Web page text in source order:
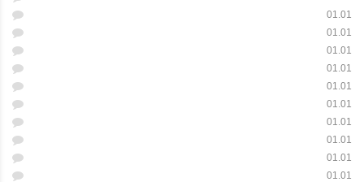
01.01
01.01
01.01
01.01
01.01
01.01
01.01
01.01
01.01
01.01